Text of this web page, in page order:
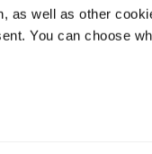
as well as other
You can choose